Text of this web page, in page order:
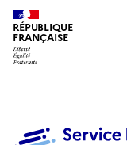
RÉPUBLIQUE
FRANÇAISE